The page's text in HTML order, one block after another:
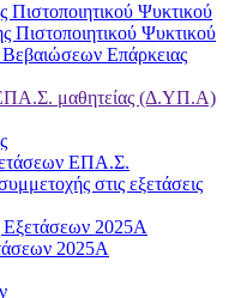
Ψυκτικού
Πιστοποιητικού Ψυκτικού
Επάρκειας
μαθητείας (Δ.ΥΠ.Α)
ΕΠΑ.Σ.
στις εξετάσεις
2025A
2025Α